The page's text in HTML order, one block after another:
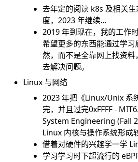
去年定的阅读 k8s 及相关
度，2023 年继续…
2019 年到现在，我的工作
希望更多的东西能通过学
然，而不是全靠网上找资
去解决问题。
Linux 与网络
2023 年把《Linux/Unix 系
完，并且过完0xFFFF -
System Engineering (Fall
Linux 内核与操作系统形成
借着对硬件的兴趣学一学
学习学习时下超流行的